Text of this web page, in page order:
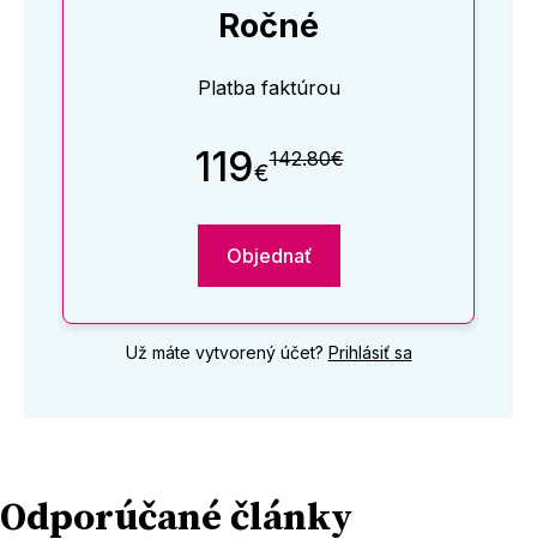
Ročné
Platba faktúrou
119€142.80€
Objednať
Už máte vytvorený účet? Prihlásiť sa
Odporúčané články